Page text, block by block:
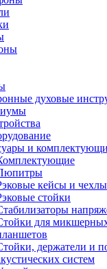
духовые
и
кейсы и чехлы
стойки
для микшерных
держатели и
систем